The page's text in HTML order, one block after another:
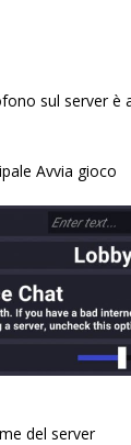
sul server è
Avvia gioco
del server